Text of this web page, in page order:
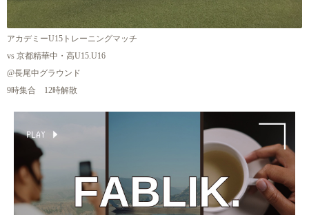
アカデミーU15トレーニングマッチ
vs 京都精華中・高U15.U16
@長尾中グラウンド
9時集合 12時解散